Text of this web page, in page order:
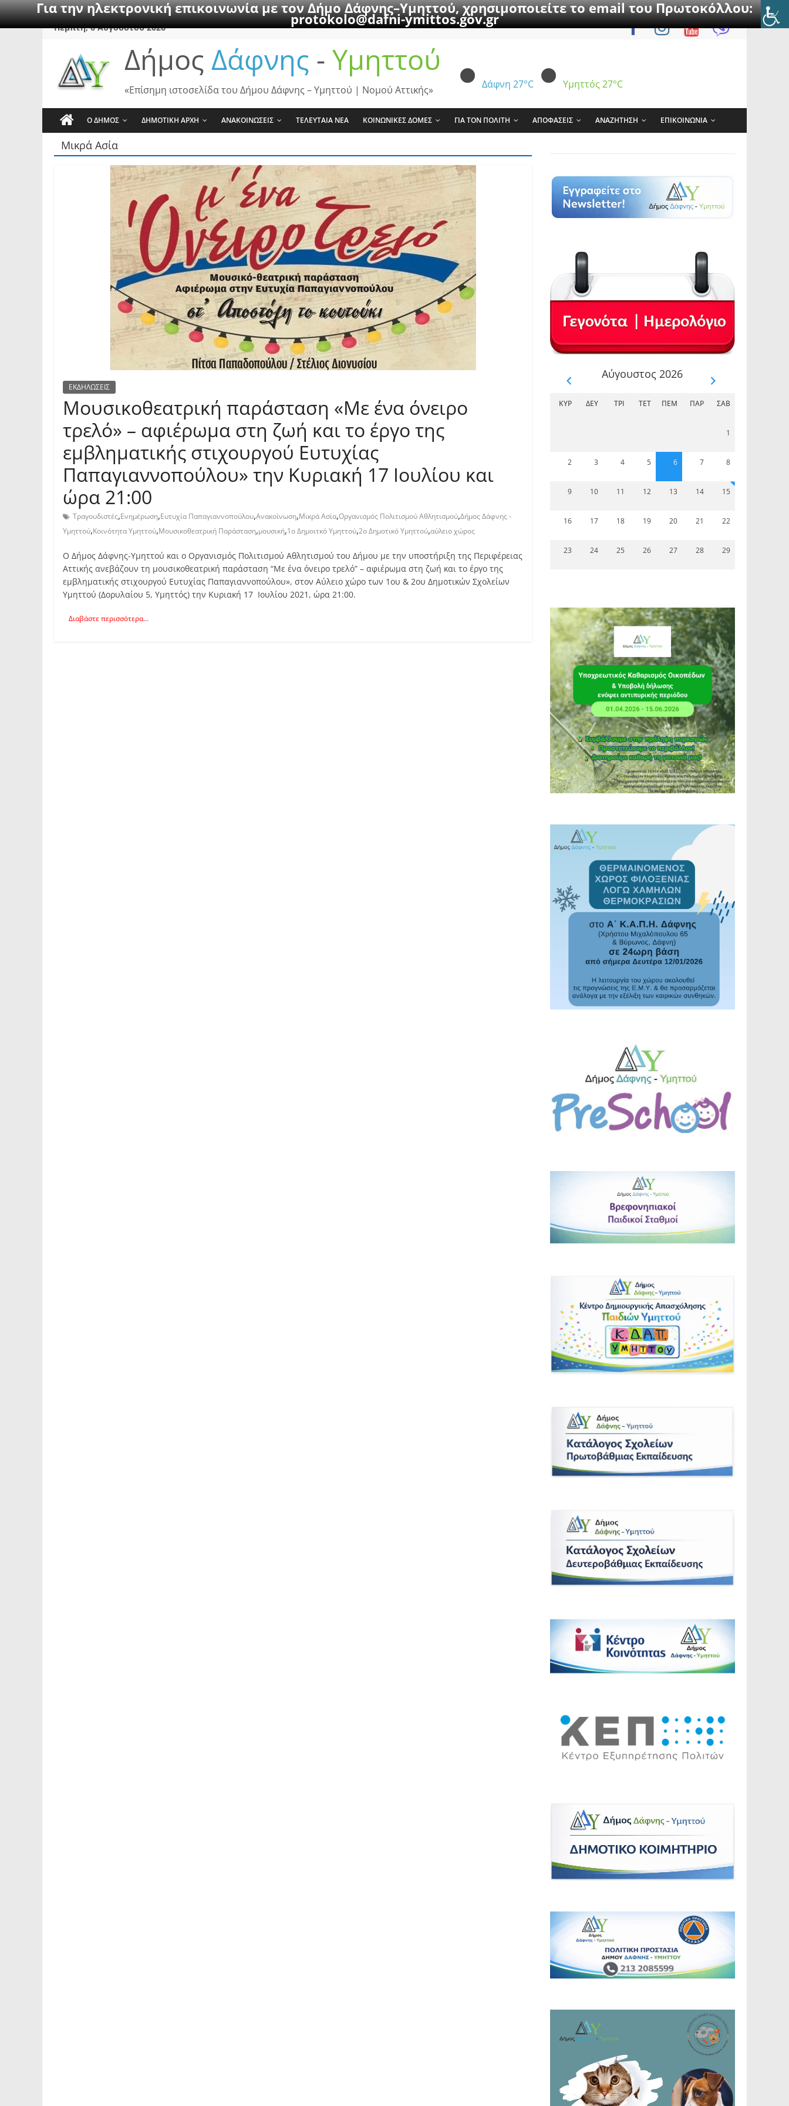
Για την ηλεκτρονική επικοινωνία με τον Δήμο Δάφνης–Υμηττού, χρησιμοποιείτε το email του Πρωτοκόλλου:
protokolo@dafni-ymittos.gov.gr
SkipΠέμπτη, 6 Αυγούστου 2026
Δήμος Δάφνης - Υμηττού
Δάφνη 27°C Υμηττός 27°C
«Επίσημη ιστοσελίδα του Δήμου Δάφνης – Υμηττού | Νομού Αττικής»
Ο ΔΗΜΟΣ ΔΗΜΟΤΙΚΗ ΑΡΧΗ ΑΝΑΚΟΙΝΩΣΕΙΣ ΤΕΛΕΥΤΑΙΑ ΝΕΑ ΚΟΙΝΩΝΙΚΕΣ ΔΟΜΕΣ ΓΙΑ ΤΟΝ ΠΟΛΙΤΗ ΑΠΟΦΑΣΕΙΣ ΑΝΑΖΗΤΗΣΗ ΕΠΙΚΟΙΝΩΝΙΑ
Μικρά Ασία
ΕΚΔΗΛΩΣΕΙΣ
Μουσικοθεατρική παράσταση «Με ένα όνειρο
τρελό» – αφιέρωμα στη ζωή και το έργο της
εμβληματικής στιχουργού Ευτυχίας
Παπαγιαννοπούλου» την Κυριακή 17 Ιουλίου και
ώρα 21:00
Τραγουδιστές,Ενημέρωση,Ευτυχία Παπαγιαννοπούλου,Ανακοίνωση,Μικρά Ασία,Οργανισμός Πολιτισμού Αθλητισμού,Δήμος Δάφνης -
Υμηττού,Κοινότητα Υμηττού,Μουσικοθεατρική Παράσταση,μουσική,1ο Δημοιτκό Υμηττού,2ο Δημοτικό Υμηττού,αύλειο χώρος
Ο Δήμος Δάφνης-Υμηττού και ο Οργανισμός Πολιτισμού Αθλητισμού του Δήμου με την υποστήριξη της Περιφέρειας
Αττικής ανεβάζουν τη μουσικοθεατρική παράσταση “Με ένα όνειρο τρελό” – αφιέρωμα στη ζωή και το έργο της
εμβληματικής στιχουργού Ευτυχίας Παπαγιαννοπούλου», στον Αύλειο χώρο των 1ου & 2ου Δημοτικών Σχολείων
Υμηττού (Δορυλαίου 5, Υμηττός) την Κυριακή 17 Ιουλίου 2021, ώρα 21:00.
Διαβάστε περισσότερα...
Αύγουστος 2026
ΚΥΡ ΔΕΥ ΤΡΊ ΤΕΤ ΠΈΜ ΠΑΡ ΣΆΒ
1
2 3 4 5 6 7 8
9 10 11 12 13 14 15
16 17 18 19 20 21 22
23 24 25 26 27 28 29